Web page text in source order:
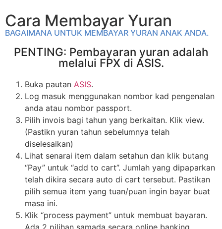
Cara Membayar Yuran
BAGAIMANA UNTUK MEMBAYAR YURAN ANAK ANDA.
PENTING: Pembayaran yuran adalah
melalui FPX di ASIS.
Buka pautan ASIS.
Log masuk menggunakan nombor kad pengenalan
anda atau nombor passport.
Pilih invois bagi tahun yang berkaitan. Klik view.
(Pastikn yuran tahun sebelumnya telah
diselesaikan)
Lihat senarai item dalam setahun dan klik butang
“Pay” untuk “add to cart”. Jumlah yang dipaparkan
telah dikira secara auto di cart tersebut. Pastikan
pilih semua item yang tuan/puan ingin bayar buat
masa ini.
Klik “process payment” untuk membuat bayaran.